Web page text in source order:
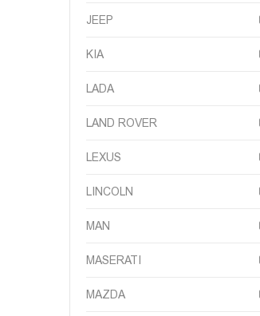
JEEP
KIA
LADA
LAND ROVER
LEXUS
LINCOLN
MAN
MASERATI
MAZDA